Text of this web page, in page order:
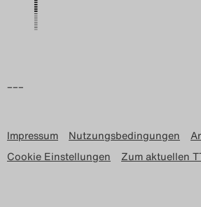
–––
Impressum Nutzungsbedingungen
Cookie Einstellungen
Zum aktuellen